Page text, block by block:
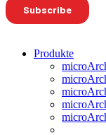
Produkte